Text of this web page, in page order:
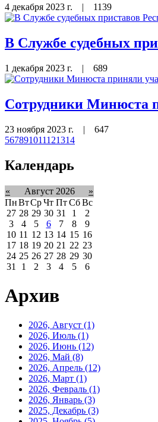
4 декабря 2023 г. | 1139
В Службе судебных
1 декабря 2023 г. | 689
Сотрудники Минюста
23 ноября 2023 г. | 647
567891011121314
Календарь
« Август 2026
»
ПнВтСрЧт Пт Сб Вс
27 28 29 30 31 1
2
3
4 5 6 7 8
9
10 11 12 13 14 15 16
17 18 19 20 21 22 23
24 25 26 27 28 29 30
31
1 2 3 4 5 6
Архив
2026, Август (1)
2026, Июль (1)
2026, Июнь (12)
2026, Май (8)
2026, Апрель (12)
2026, Март (1)
2026, Февраль (1)
2026, Январь (3)
2025, Декабрь (3)